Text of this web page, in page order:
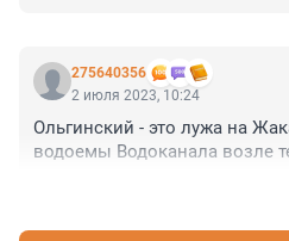
275640356
2 июля 2023, 10:24
Ольгинский - это лужа на
водоемы Водоканала возле